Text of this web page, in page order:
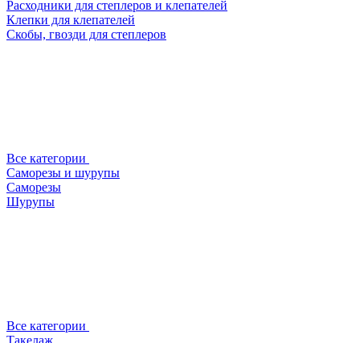
Расходники для степлеров и клепателей
Клепки для клепателей
Скобы, гвозди для степлеров
Все категории
Саморезы и шурупы
Саморезы
Шурупы
Все категории
Такелаж